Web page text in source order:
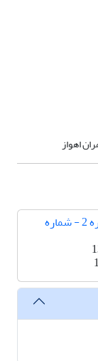
اهواز
دوره 1، شماره 2 - شماره